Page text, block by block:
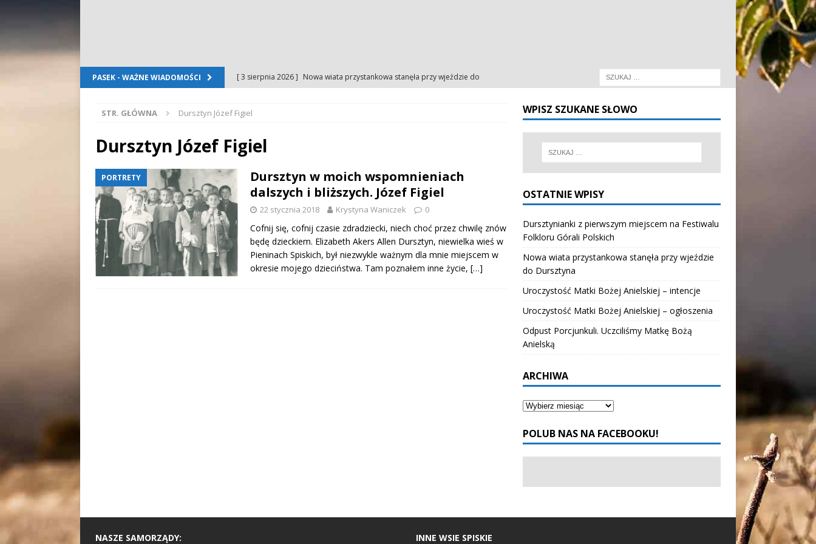
PASEK - WAŻNE WIADOMOŚCI [ 3 sierpnia 2026 ] Nowa wiata przystankowa stanęła przy wjeździe do
[ 2 sierpnia 2026 ]
[ 2 sierpnia 2026 ]
OGŁOSZENIA
[ 2 sierpnia 2026 ] Odpust Porcjunkuli. Uczciliśmy Matkę Bożą Anielską
WYDARZENIA
Folkloru Górali Polskich
ZESPÓŁ REGIONALNY "HONAJ"
STR. GŁÓWNA Dursztyn Józef Figiel
Dursztyn Józef Figiel
PORTRETY
Dursztyn w moich wspomnieniach
dalszych i bliższych. Józef Figiel
22 stycznia 2018 Krystyna Waniczek 0
Cofnij się, cofnij czasie zdradziecki, niech choć przez chwilę znów
będę dzieckiem. Elizabeth Akers Allen Dursztyn, niewielka wieś w
Pieninach Spiskich, był niezwykle ważnym dla mnie miejscem w
okresie mojego dzieciństwa. Tam poznałem inne życie, […]
WPISZ SZUKANE SŁOWO
OSTATNIE WPISY
Dursztynianki z pierwszym miejscem na Festiwalu
Folkloru Górali Polskich
Nowa wiata przystankowa stanęła przy wjeździe
do Dursztyna
Uroczystość Matki Bożej Anielskiej – intencje
Uroczystość Matki Bożej Anielskiej – ogłoszenia
Odpust Porcjunkuli. Uczciliśmy Matkę Bożą
Anielską
ARCHIWA
POLUB NAS NA FACEBOOKU!
NASZE SAMORZĄDY: INNE WSIE SPISKIE